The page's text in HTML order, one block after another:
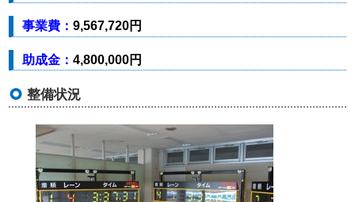
事業費： 9,567,720円
助成金： 4,800,000円
整備状況